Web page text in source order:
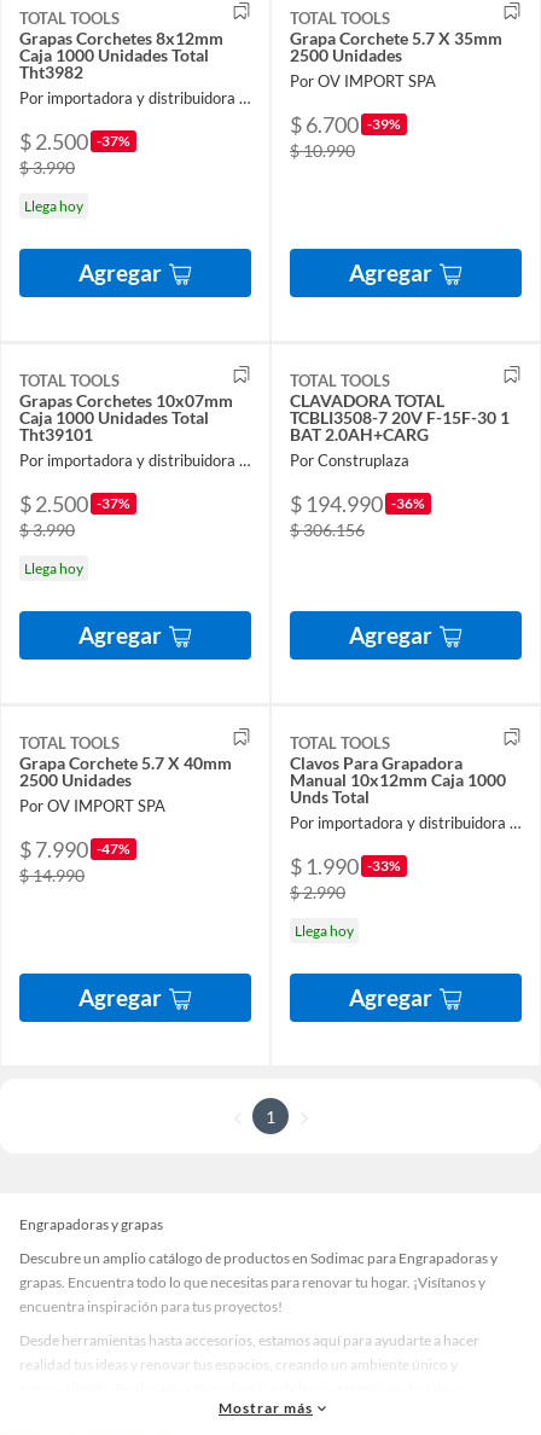
TOTAL TOOLS
Grapas Corchetes 8x12mm
Caja 1000 Unidades Total
Tht3982
Por importadora y distribuidora ferroelectronic spa
$ 2.500 -37%
$ 3.990
Llega hoy
Agregar
TOTAL TOOLS
Grapa Corchete 5.7 X 35mm
2500 Unidades
Por OV IMPORT SPA
$ 6.700 -39%
$ 10.990
Agregar
TOTAL TOOLS
Grapas Corchetes 10x07mm
Caja 1000 Unidades Total
Tht39101
Por importadora y distribuidora ferroelectronic spa
$ 2.500 -37%
$ 3.990
Llega hoy
Agregar
TOTAL TOOLS
CLAVADORA TOTAL
TCBLI3508-7 20V F-15F-30 1
BAT 2.0AH+CARG
Por Construplaza
$ 194.990 -36%
$ 306.156
Agregar
TOTAL TOOLS
Grapa Corchete 5.7 X 40mm
2500 Unidades
Por OV IMPORT SPA
$ 7.990 -47%
$ 14.990
Agregar
TOTAL TOOLS
Clavos Para Grapadora
Manual 10x12mm Caja 1000
Unds Total
Por importadora y distribuidora ferroelectronic spa
$ 1.990 -33%
$ 2.990
Llega hoy
Agregar
1
Engrapadoras y grapas
Descubre un amplio catálogo de productos en Sodimac para Engrapadoras y
grapas. Encuentra todo lo que necesitas para renovar tu hogar. ¡Visítanos y
encuentra inspiración para tus proyectos!
Desde herramientas hasta accesorios, estamos aquí para ayudarte a hacer
realidad tus ideas y renovar tus espacios, creando un ambiente único y
accesorios de calidad que te ayudarán a crear un espacio más tú.
Mostrar más